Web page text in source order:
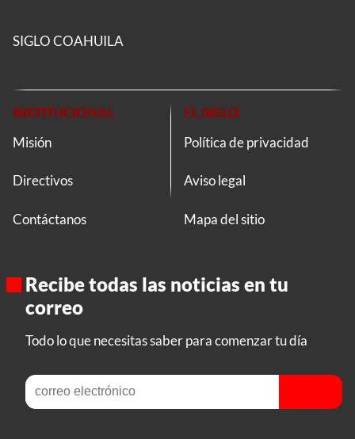
SIGLO COAHUILA
INSTITUCIONAL
Misión
Directivos
Contáctanos
EL SIGLO
Política de privacidad
Aviso legal
Mapa del sitio
Recibe todas las noticias en tu
correo
Todo lo que necesitas saber para comenzar tu día